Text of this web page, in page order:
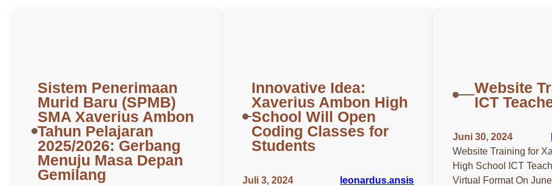
Sistem Penerimaan
Murid Baru (SPMB)
SMA Xaverius Ambon
Tahun Pelajaran
2025/2026: Gerbang
Menuju Masa Depan
Gemilang
Innovative Idea:
Xaverius Ambon High
School Will Open
Coding Classes for
Students
Juli 3, 2024
leonardus.ansis
Website
ICT
Juni 30, 2024
Website Training for
High School ICT
Virtual Format On